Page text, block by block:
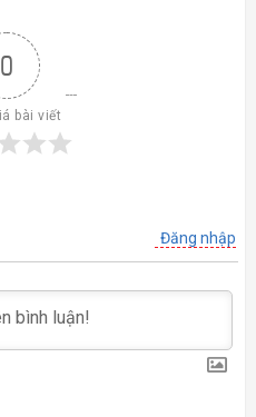
0
bài viết
Đăng nhập